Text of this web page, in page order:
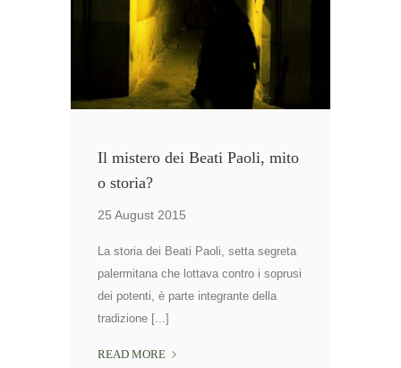
MONUMENTI
DELLA
CITTÀ
DI
PALERMO
Il mistero dei Beati Paoli, mito
o storia?
25 August 2015
La storia dei Beati Paoli, setta segreta
palermitana che lottava contro i soprusi
dei potenti, è parte integrante della
tradizione [...]
READ MORE